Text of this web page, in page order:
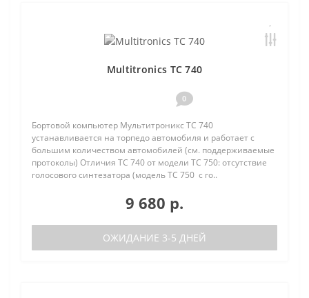
Multitronics TC 740
0
Бортовой компьютер Мультитроникс TC 740
устанавливается на торпедо автомобиля и работает с
большим количеством автомобилей (см. поддерживаемые
протоколы) Отличия TC 740 от модели TC 750: отсутствие
голосового синтезатора (модель TC 750 с го..
9 680 р.
ОЖИДАНИЕ 3-5 ДНЕЙ